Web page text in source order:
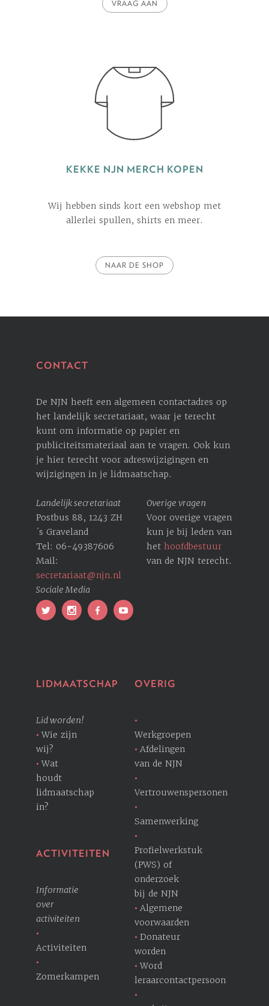
VRAAG AAN
KEKKE NJN MERCH KOPEN
Wij hebben sinds kort een webshop met
allerlei spullen, shirts en meer.
NAAR DE SHOP
CONTACT
De NJN heeft een algemeen contactadres op
het landelijk secretariaat, waar je terecht
kunt om informatie op papier en
publiciteitsmateriaal aan te vragen. Ook kun
je hier terecht voor ­adreswijzigingen en
wijzigingen in je lidmaatschap.
Landelijk secretariaat
Postbus 88, 1243 ZH
´s Graveland
Tel: 06-49387606
Mail:
secretariaat@njn.nl
Overige vragen
Voor overige vragen
kun je bij leden van
het hoofdbestuur
van de NJN terecht.
Sociale Media
LIDMAATSCHAP
Lid worden!
Wie zijn
wij?
Wat
houdt
lidmaatschap
in?
ACTIVITEITEN
Informatie
over
activiteiten
Activiteiten
Zomerkampen
OVERIG
Werkgroepen
Afdelingen
van de NJN
Vertrouwenspersonen
Samenwerking
Profielwerkstuk
(PWS) of
onderzoek
bij de NJN
Algemene
voorwaarden
Donateur
worden
Word
leraarcontactpersoon